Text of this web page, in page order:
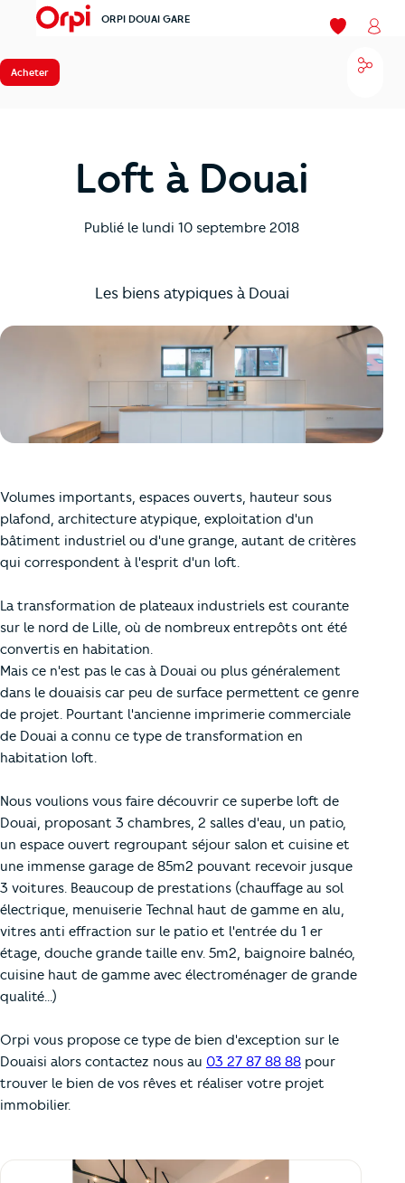
menu ORPI DOUAI GARE
Mes favoris
Acheter
Loft à Douai
Publié le lundi 10 septembre 2018
Les biens atypiques à Douai
Volumes importants, espaces ouverts, hauteur sous
plafond, architecture atypique, exploitation d'un
bâtiment industriel ou d'une grange, autant de critères
qui correspondent à l'esprit d'un loft.
La transformation de plateaux industriels est courante
sur le nord de Lille, où de nombreux entrepôts ont été
convertis en habitation.
Mais ce n'est pas le cas à Douai ou plus généralement
dans le douaisis car peu de surface permettent ce genre
de projet. Pourtant l'ancienne imprimerie commerciale
de Douai a connu ce type de transformation en
habitation loft.
Nous voulions vous faire découvrir ce superbe loft de
Douai, proposant 3 chambres, 2 salles d'eau, un patio,
un espace ouvert regroupant séjour salon et cuisine et
une immense garage de 85m2 pouvant recevoir jusque
3 voitures. Beaucoup de prestations (chauffage au sol
électrique, menuiserie Technal haut de gamme en alu,
vitres anti effraction sur le patio et l'entrée du 1 er
étage, douche grande taille env. 5m2, baignoire balnéo,
cuisine haut de gamme avec électroménager de grande
qualité...)
Orpi vous propose ce type de bien d'exception sur le
Douaisi alors contactez nous au 03 27 87 88 88 pour
trouver le bien de vos rêves et réaliser votre projet
immobilier.